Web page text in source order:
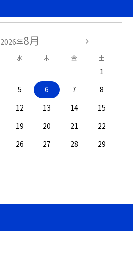
2026年8月
水 木 金 土
1
5 6 7
8
12 13 14
15
19 20 21
22
26 27 28
29